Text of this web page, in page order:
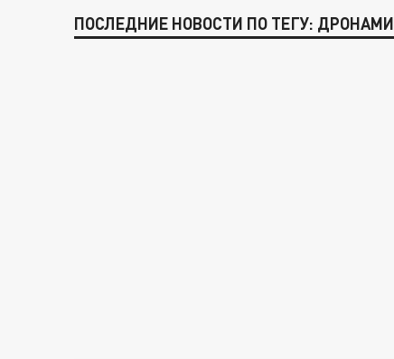
ПОСЛЕДНИЕ НОВОСТИ ПО ТЕГУ: ДРОНАМИ